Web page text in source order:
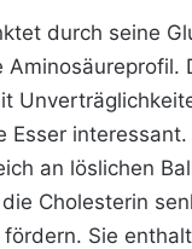
durch seine
Aminosäureprofil.
Esser
an löslichen
Cholesterin
Sie